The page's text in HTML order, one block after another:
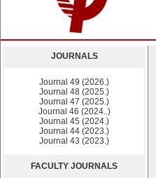
JOURNALS
Journal 49 (2026.)
Journal 48 (2025.)
Journal 47 (2025.)
Journal 46 (2024..)
Journal 45 (2024.)
Journal 44 (2023.)
Journal 43 (2023.)
FACULTY JOURNALS